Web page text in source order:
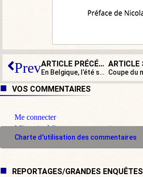
Prev ARTICLE PRÉCÉDENT
En Belgique, l’été sera chaud dans les burkinis
VOS COMMENTAIRES
Me connecter
M'inscrire à l'espace commentaire
Charte d'utilisation des commentaires
REPORTAGES/GRANDES ENQUÊTES